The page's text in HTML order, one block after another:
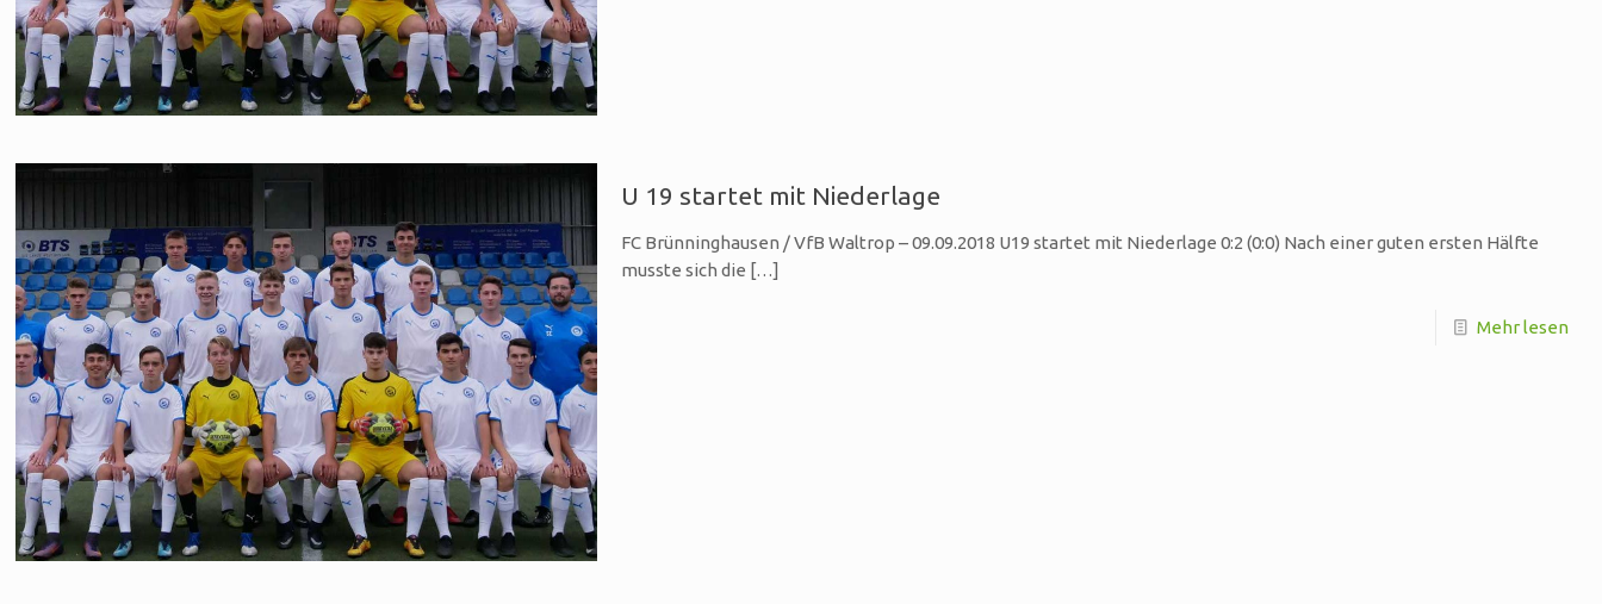
U 19 startet mit Niederlage
FC Brünninghausen / VfB Waltrop – 09.09.2018 U19 startet mit Niederlage 0:2 (0:0) Nach einer guten ersten Hälfte
musste sich die […]
Mehr lesen